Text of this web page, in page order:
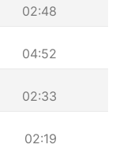
02:48
04:52
02:33
02:19